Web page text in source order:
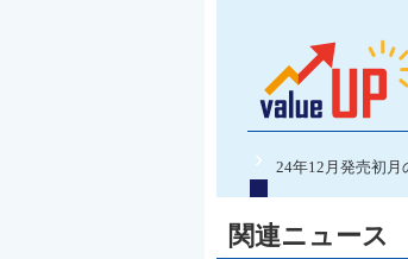
24年12月発売初月
関連ニュース